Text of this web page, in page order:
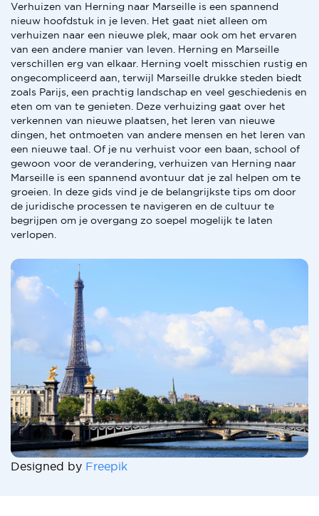
Verhuizen van Herning naar Marseille is een spannend
nieuw hoofdstuk in je leven. Het gaat niet alleen om
verhuizen naar een nieuwe plek, maar ook om het ervaren
van een andere manier van leven. Herning en Marseille
verschillen erg van elkaar. Herning voelt misschien rustig en
ongecompliceerd aan, terwijl Marseille drukke steden biedt
zoals Parijs, een prachtig landschap en veel geschiedenis en
eten om van te genieten. Deze verhuizing gaat over het
verkennen van nieuwe plaatsen, het leren van nieuwe
dingen, het ontmoeten van andere mensen en het leren van
een nieuwe taal. Of je nu verhuist voor een baan, school of
gewoon voor de verandering, verhuizen van Herning naar
Marseille is een spannend avontuur dat je zal helpen om te
groeien. In deze gids vind je de belangrijkste tips om door
de juridische processen te navigeren en de cultuur te
begrijpen om je overgang zo soepel mogelijk te laten
verlopen.
Designed by Freepik